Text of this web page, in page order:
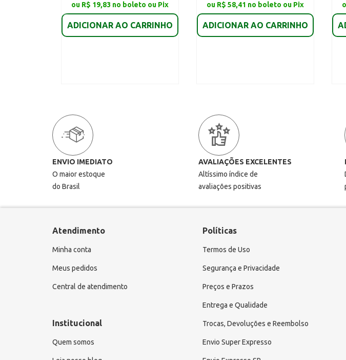
ou R$ 19,83 no boleto ou Pix
ADICIONAR AO CARRINHO
ou R$ 58,41 no boleto ou Pix
ADICIONAR AO CARRINHO
ENVIO IMEDIATO
O maior estoque
do Brasil
AVALIAÇÕES EXCELENTES
Altíssimo índice de
avaliações positivas
Atendimento
Minha conta
Meus pedidos
Central de atendimento
Institucional
Quem somos
Políticas
Termos de Uso
Segurança e Privacidade
Preços e Prazos
Entrega e Qualidade
Trocas, Devoluções e Reembolso
Envio Super Expresso